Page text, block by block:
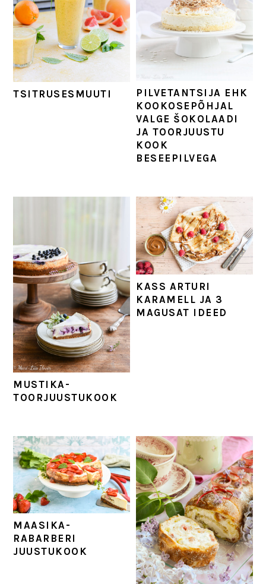
TSITRUSESMUUTI
PILVETANTSIJA EHK
KOOKOSEPÕHJAL
VALGE ŠOKOLAADI
JA TOORJUUSTU
KOOK
BESEEPILVEGA
MUSTIKA-
TOORJUUSTUKOOK
KASS ARTURI
KARAMELL JA 3
MAGUSAT IDEED
MAASIKA-
RABARBERI
JUUSTUKOOK